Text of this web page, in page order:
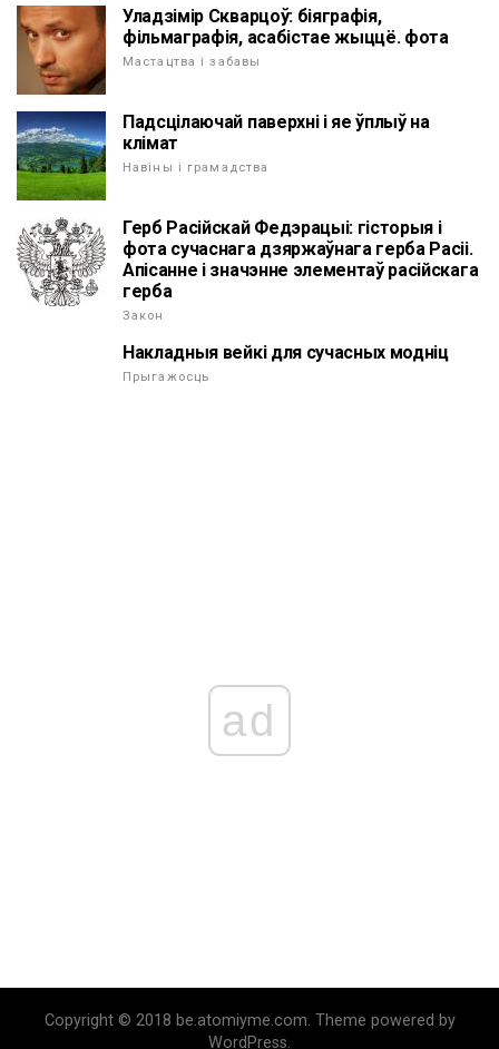
Уладзімір Скварцоў: біяграфія,
фільмаграфія, асабістае жыццё. фота
Мастацтва і забавы
Падсцілаючай паверхні і яе ўплыў на
клімат
Навіны і грамадства
Герб Расійскай Федэрацыі: гісторыя і
фота сучаснага дзяржаўнага герба Расіі.
Апісанне і значэнне элементаў расійскага
герба
Закон
Накладныя вейкі для сучасных модніц
Прыгажосць
ad
Copyright © 2018 be.atomiyme.com. Theme powered by
WordPress.